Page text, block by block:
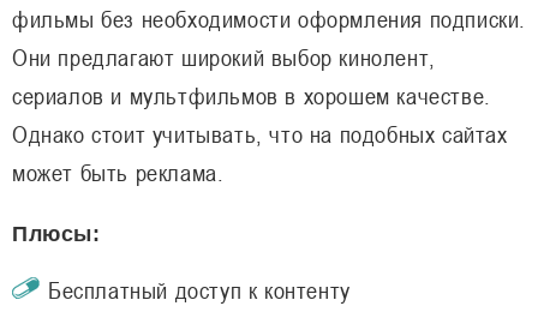
фильмы без необходимости оформления подписки.
Они предлагают широкий выбор кинолент,
сериалов и мультфильмов в хорошем качестве.
Однако стоит учитывать, что на подобных сайтах
может быть реклама.
Плюсы:
Бесплатный доступ к контенту